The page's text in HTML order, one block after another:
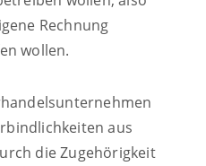
Rechnung
wollen.
aus
die Zugehörigkeit